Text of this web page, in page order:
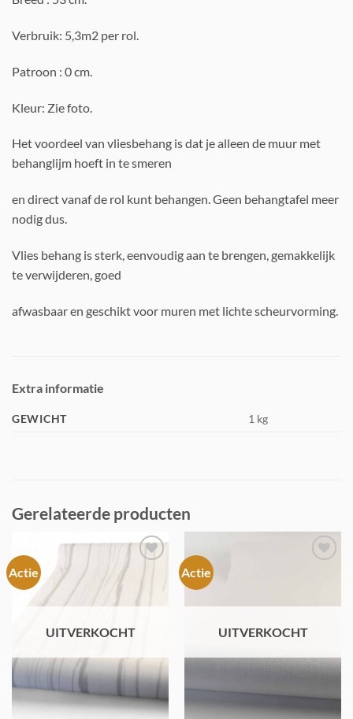
Verbruik: 5,3m2 per rol.
Patroon : 0 cm.
Kleur: Zie foto.
Het voordeel van vliesbehang is dat je alleen de muur met
behanglijm hoeft in te smeren
en direct vanaf de rol kunt behangen. Geen behangtafel meer
nodig dus.
Vlies behang is sterk, eenvoudig aan te brengen, gemakkelijk
te verwijderen, goed
afwasbaar en geschikt voor muren met lichte scheurvorming.
Extra informatie
GEWICHT 1 kg
Gerelateerde producten
Actie
Toevoegen
verlanglijst
UITVERKOCHT
Actie
UITVERKOCHT